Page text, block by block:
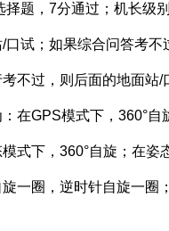
择题，7分通过；机长级
；如果综合问答考不
不过，则后面的地面站
在GPS模式下，360°
式下，360°自旋；在
一圈，逆时针自旋一圈